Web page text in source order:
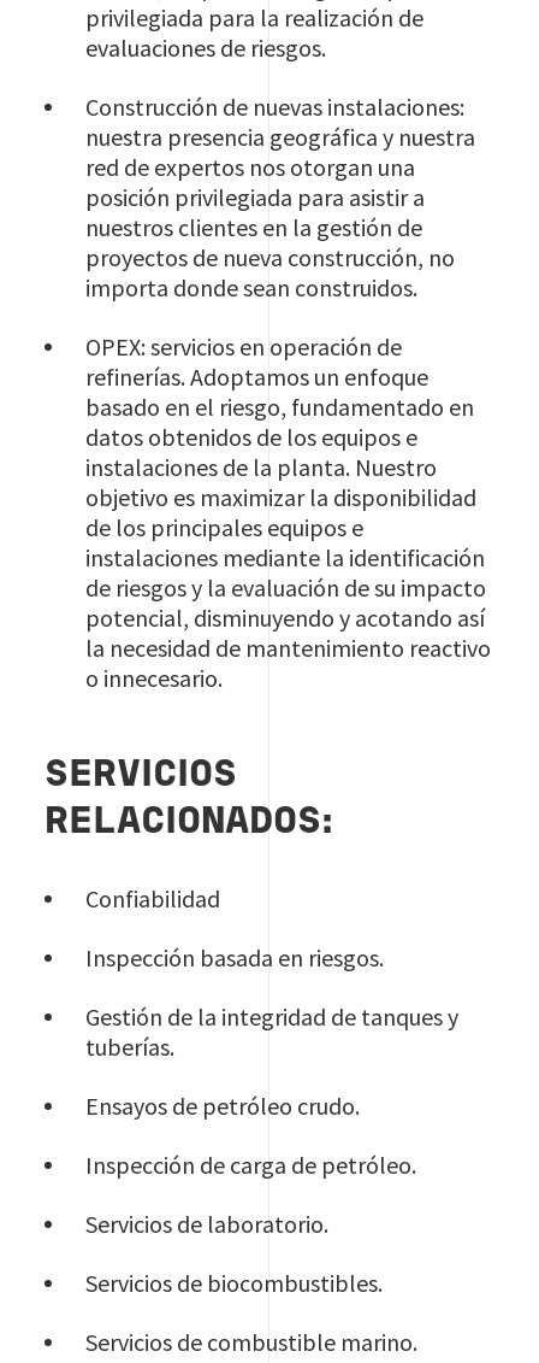
privilegiada para la realización de
evaluaciones de riesgos.
Construcción de nuevas instalaciones:
nuestra presencia geográfica y nuestra
red de expertos nos otorgan una
posición privilegiada para asistir a
nuestros clientes en la gestión de
proyectos de nueva construcción, no
importa donde sean construidos.
OPEX: servicios en operación de
refinerías. Adoptamos un enfoque
basado en el riesgo, fundamentado en
datos obtenidos de los equipos e
instalaciones de la planta. Nuestro
objetivo es maximizar la disponibilidad
de los principales equipos e
instalaciones mediante la identificación
de riesgos y la evaluación de su impacto
potencial, disminuyendo y acotando así
la necesidad de mantenimiento reactivo
o innecesario.
SERVICIOS
RELACIONADOS:
Confiabilidad
Inspección basada en riesgos.
Gestión de la integridad de tanques y
tuberías.
Ensayos de petróleo crudo.
Inspección de carga de petróleo.
Servicios de laboratorio.
Servicios de biocombustibles.
Servicios de combustible marino.